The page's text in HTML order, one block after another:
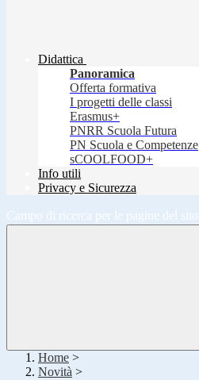
Didattica
Panoramica
Offerta formativa
I progetti delle classi
Erasmus+
PNRR Scuola Futura
PN Scuola e Competenze
sCOOLFOOD+
Info utili
Privacy e Sicurezza
Campo di ricerca per le pagine del sito
Home >
Novità >